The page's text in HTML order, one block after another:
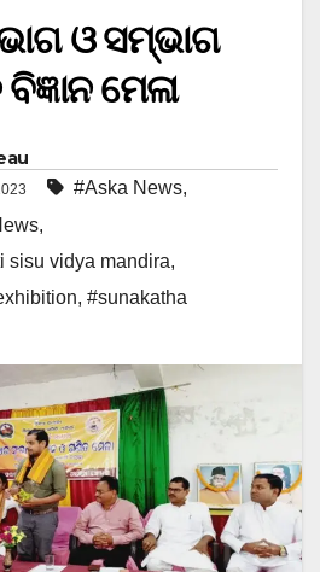
ଓ ସମ୍ଭାଗ
ମେଳା
#Aska News,
,
sisu vidya mandira,
, #sunakatha